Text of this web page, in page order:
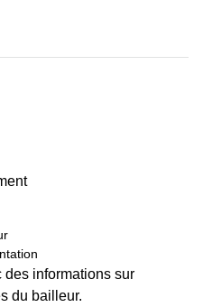
des informations sur
du bailleur.